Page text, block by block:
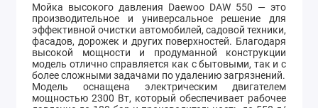
Мойка высокого давления Daewoo DAW 550 — это
производительное и универсальное решение для
эффективной очистки автомобилей, садовой техники,
фасадов, дорожек и других поверхностей. Благодаря
высокой мощности и продуманной конструкции
модель отлично справляется как с бытовыми, так и с
более сложными задачами по удалению загрязнений.
Модель оснащена электрическим двигателем
мощностью 2300 Вт, который обеспечивает рабочее